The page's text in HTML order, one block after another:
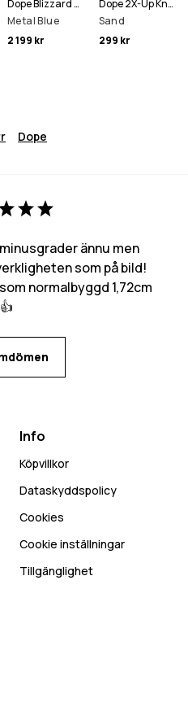
Dope Blizzard Full Zip Skidjacka Man
Metal Blue
2 199 kr
Dope 2X-Up Knitted Ansiktsmask
Sand
299 kr
Dope
ännu men
som på bild!
normalbyggd 1,72cm
👍
Info
Köpvillkor
Dataskyddspolicy
Cookies
Cookie inställningar
Tillgänglighet